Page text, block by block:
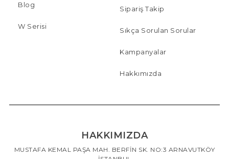
Blog
W Serisi
Sipariş Takip
Sıkça Sorulan Sorular
Kampanyalar
Hakkımızda
HAKKIMIZDA
MUSTAFA KEMAL PAŞA MAH. BERFİN SK. NO:3 ARNAVUTKÖY